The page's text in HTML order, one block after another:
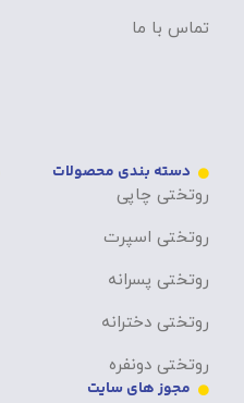
تماس با ما
دسته بندی محصولات
روتختی چاپی
روتختی اسپرت
روتختی پسرانه
روتختی دخترانه
روتختی دونفره
مجوز های سایت